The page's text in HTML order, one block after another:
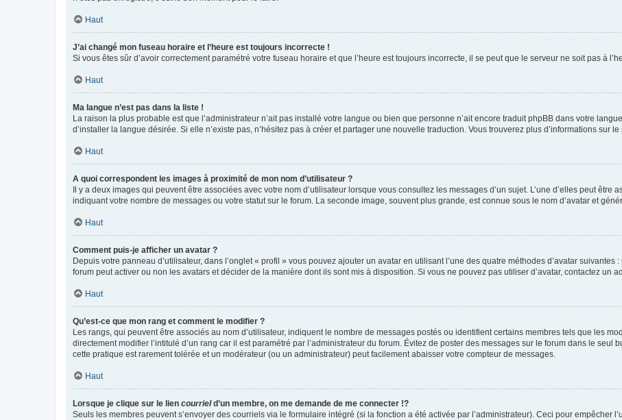
Haut
J’ai changé mon fuseau horaire et l’heure est toujours incorrecte !
Si vous êtes sûr d’avoir correctement paramétré votre fuseau horaire et que l’heure est toujours incorrecte, il se peut que le serveur ne soit pas à
Haut
Ma langue n’est pas dans la liste !
La raison la plus probable est que l’administrateur n’ait pas installé votre langue ou bien que personne n’ait encore traduit phpBB dans votre
d’installer la langue désirée. Si elle n’existe pas, n’hésitez pas à créer et partager une nouvelle traduction. Vous trouverez plus d’informations sur le
Haut
A quoi correspondent les images à proximité de mon nom d’utilisateur ?
Il y a deux images qui peuvent être associées avec votre nom d’utilisateur lorsque vous consultez les messages d’un sujet. L’une d’elles peut
indiquant votre nombre de messages ou votre statut sur le forum. La seconde image, souvent plus grande, est connue sous le nom d’avatar et
Haut
Comment puis-je afficher un avatar ?
Depuis votre panneau d’utilisateur, dans l’onglet « profil » vous pouvez ajouter un avatar en utilisant l’une des quatre méthodes d’avatar suivantes
forum peut activer ou non les avatars et décider de la manière dont ils sont mis à disposition. Si vous ne pouvez pas utiliser d’avatar, contactez un
Haut
Qu’est-ce que mon rang et comment le modifier ?
Les rangs, qui peuvent être associés au nom d’utilisateur, indiquent le nombre de messages postés ou identifient certains membres tels que les
directement modifier l’intitulé d’un rang car il est paramétré par l’administrateur du forum. Évitez de poster des messages sur le forum dans le seul
cette pratique est rarement tolérée et un modérateur (ou un administrateur) peut facilement abaisser votre compteur de messages.
Haut
Lorsque je clique sur le lien courrield’un membre, on me demande de me connecter !?
Seuls les membres peuvent s’envoyer des courriels via le formulaire intégré (si la fonction a été activée par l’administrateur). Ceci pour empêcher